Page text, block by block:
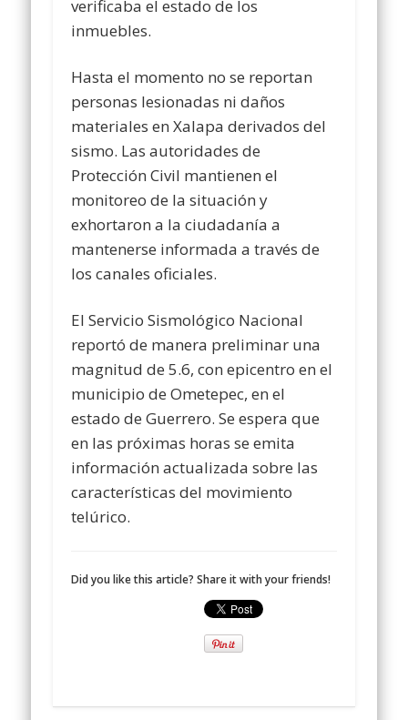
verificaba el estado de los
inmuebles.
Hasta el momento no se reportan
personas lesionadas ni daños
materiales en Xalapa derivados del
sismo. Las autoridades de
Protección Civil mantienen el
monitoreo de la situación y
exhortaron a la ciudadanía a
mantenerse informada a través de
los canales oficiales.
El Servicio Sismológico Nacional
reportó de manera preliminar una
magnitud de 5.6, con epicentro en el
municipio de Ometepec, en el
estado de Guerrero. Se espera que
en las próximas horas se emita
información actualizada sobre las
características del movimiento
telúrico.
Did you like this article? Share it with your friends!